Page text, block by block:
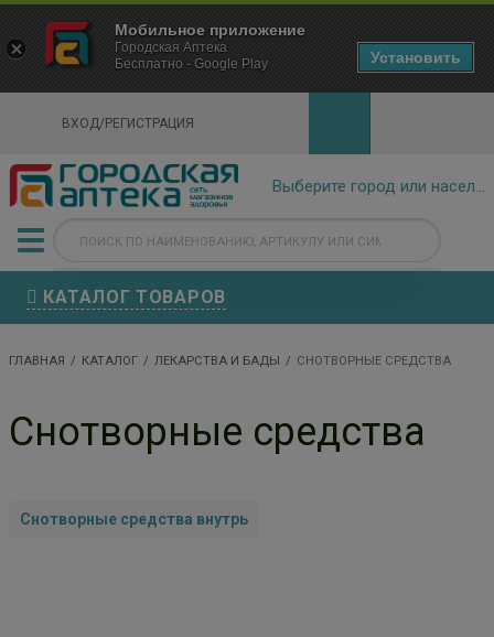
ВХОД/РЕГИСТРАЦИЯ
КАТАЛОГ ТОВАРОВ
ГЛАВНАЯ КАТАЛОГ ЛЕКАРСТВА И БАДЫ СНОТВОРНЫЕ СРЕДСТВА
Снотворные средства
Снотворные средства внутрь
×
Городская Аптека Маркетплейс
- In Google Play
Мобильное приложение
Городская Аптека
Бесплатно - Google Play
Установить